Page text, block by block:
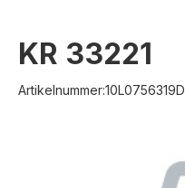
KR 33221
Artikelnummer:10L0756319D